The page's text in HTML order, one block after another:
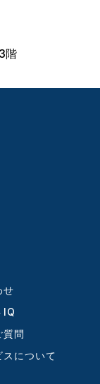
階
せ
IQ
質問
について